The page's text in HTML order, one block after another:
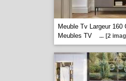
Meuble Tv Largeur 160
Meubles TV
... [2